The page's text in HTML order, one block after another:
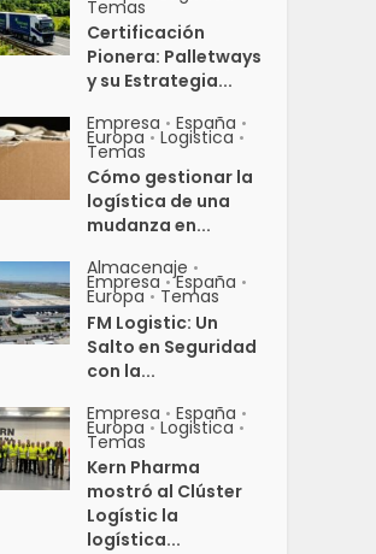
Temas
Certificación
Pionera: Palletways
y su Estrategia...
Empresa • España •
Europa • Logistica •
Temas
Cómo gestionar la
logística de una
mudanza en...
Almacenaje •
Empresa • España •
Europa • Temas
FM Logistic: Un
Salto en Seguridad
con la...
Empresa • España •
Europa • Logistica •
Temas
Kern Pharma
mostró al Clúster
Logístic la
logística...